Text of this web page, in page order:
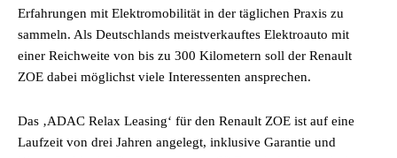
Erfahrungen mit Elektromobilität in der täglichen Praxis zu
sammeln. Als Deutschlands meistverkauftes Elektroauto mit
einer Reichweite von bis zu 300 Kilometern soll der Renault
ZOE dabei möglichst viele Interessenten ansprechen.
Das ‚ADAC Relax Leasing‘ für den Renault ZOE ist auf eine
Laufzeit von drei Jahren angelegt, inklusive Garantie und